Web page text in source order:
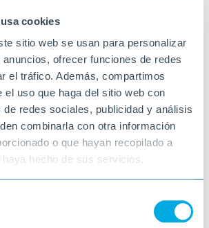
cookies
sitio web se usan para personalizar
ofrecer funciones de redes
el tráfico. Además, compartimos
el uso que haga del sitio web con
de redes sociales, publicidad y análisis
combinarla con otra información
o que hayan recopilado a
hecho de sus servicios.